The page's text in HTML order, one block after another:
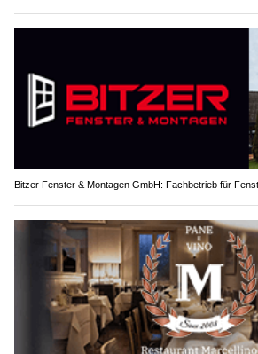
Bitzer Fenster & Montagen GmbH: Fachbetrieb für